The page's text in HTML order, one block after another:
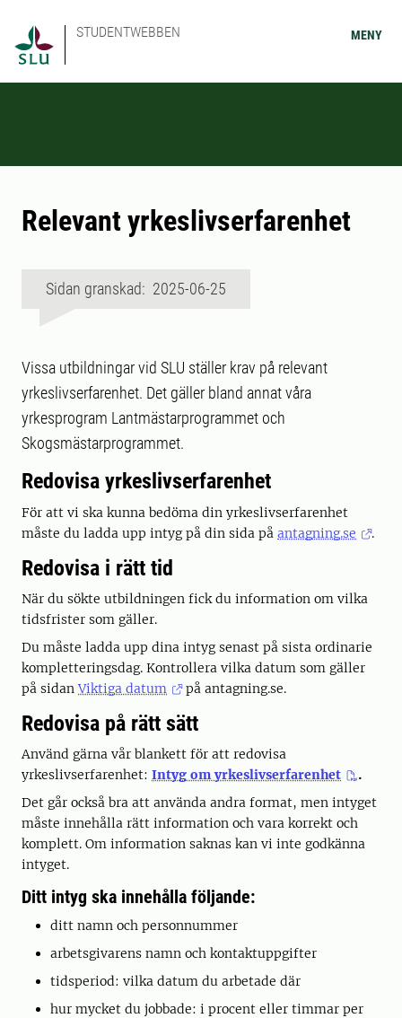
STUDENTWEBBEN MENY
Relevant yrkeslivserfarenhet
Sidan granskad: 2025-06-25
Vissa utbildningar vid SLU ställer krav på relevant
yrkeslivserfarenhet. Det gäller bland annat våra
yrkesprogram Lantmästarprogrammet och
Skogsmästarprogrammet.
Redovisa yrkeslivserfarenhet
För att vi ska kunna bedöma din yrkeslivserfarenhet
måste du ladda upp intyg på din sida på antagning.se .
Redovisa i rätt tid
När du sökte utbildningen fick du information om vilka
tidsfrister som gäller.
Du måste ladda upp dina intyg senast på sista ordinarie
kompletteringsdag. Kontrollera vilka datum som gäller
på sidanViktiga datum på antagning.se.
Redovisa på rätt sätt
Använd gärna vår blankett för att redovisa
yrkeslivserfarenhet: Intyg om yrkeslivserfarenhet
.
Det går också bra att använda andra format, men intyget
måste innehålla rätt information och vara korrekt och
komplett. Om information saknas kan vi inte godkänna
intyget.
Ditt intyg ska innehålla följande:
ditt namn och personnummer
arbetsgivarens namn och kontaktuppgifter
tidsperiod: vilka datum du arbetade där
hur mycket du jobbade: i procent eller timmar per